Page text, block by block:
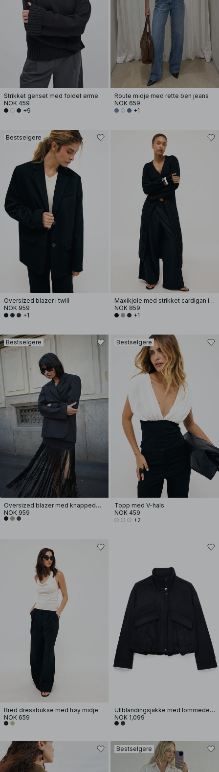
Strikket genset med foldet erme
NOK 459
+9
Route midje med rette ben jeans
NOK 659
+1
Bestselgere
Oversized blazer i twill
NOK 959
+1
Maxikjole med strikket cardigan i ullblanding
NOK 859
+1
Bestselgere
Oversized blazer med knappedetaljer i ryggen
NOK 959
Bestselgere
Topp med V-hals
NOK 459
+2
Bred dressbukse med høy midje
NOK 659
Ullblandingsjakke med lommedetaljer
NOK 1,099
Bestselgere